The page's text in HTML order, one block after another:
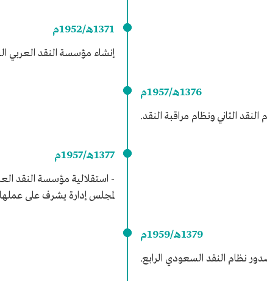
1371هـ/1952م
إنشاء مؤسسة النقد العربي
1376هـ/1957م
الثاني ونظام مراقبة النقد.
1377هـ/1957م
- استقلالية مؤسسة النقد
لمجلس إدارة يشرف على
1379هـ/1959م
نظام النقد السعودي الرابع.